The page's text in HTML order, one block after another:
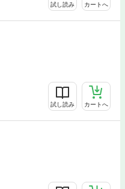
試し読み カートへ
試し読み カートへ